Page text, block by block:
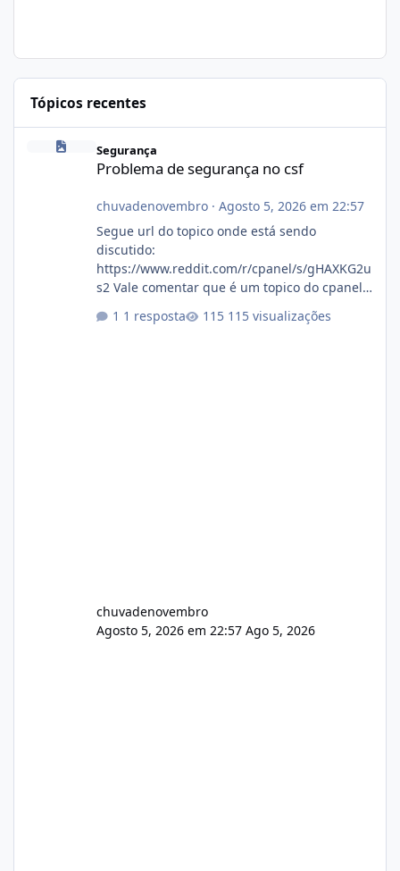
Tópicos recentes
Problema de segurança no csf
Segurança
Problema de segurança no csf
chuvadenovembro· Agosto 5, 2026 em 22:57
Segue url do topico onde está sendo
discutido:
https://www.reddit.com/r/cpanel/s/gHAXKG2u
s2 Vale comentar que é um topico do cpanel...
1 resposta 115 visualizações
chuvadenovembro
Agosto 5, 2026 em 22:57 Ago 5, 2026